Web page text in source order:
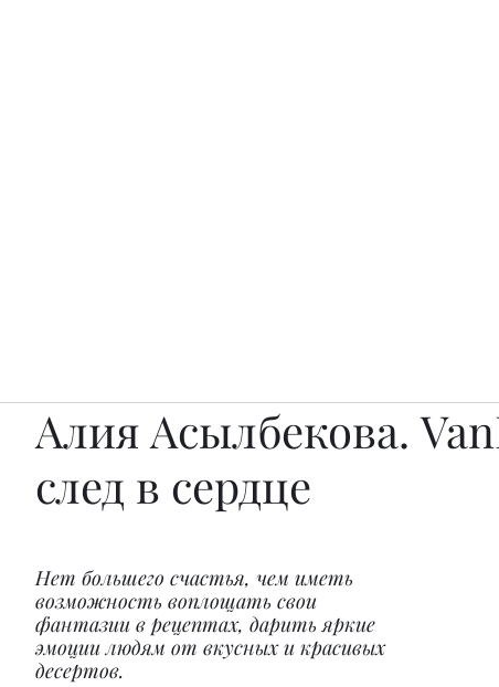
Алия Асылбекова.
след в сердце
Нет большего счастья, чем иметь
возможность воплощать свои
фантазии в рецептах, дарить яркие
эмоции людям от вкусных и красивых
десертов.